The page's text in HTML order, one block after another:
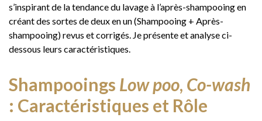
s’inspirant de la tendance du lavage à l’après-shampooing en
créant des sortes de deux en un (Shampooing + Après-
shampooing) revus et corrigés. Je présente et analyse ci-
dessous leurs caractéristiques.
Shampooings Low poo, Co-wash
: Caractéristiques et Rôle